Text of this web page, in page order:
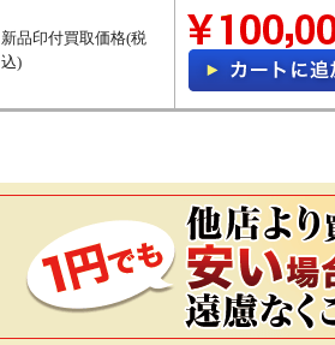
新品印付買取価格(税
込)